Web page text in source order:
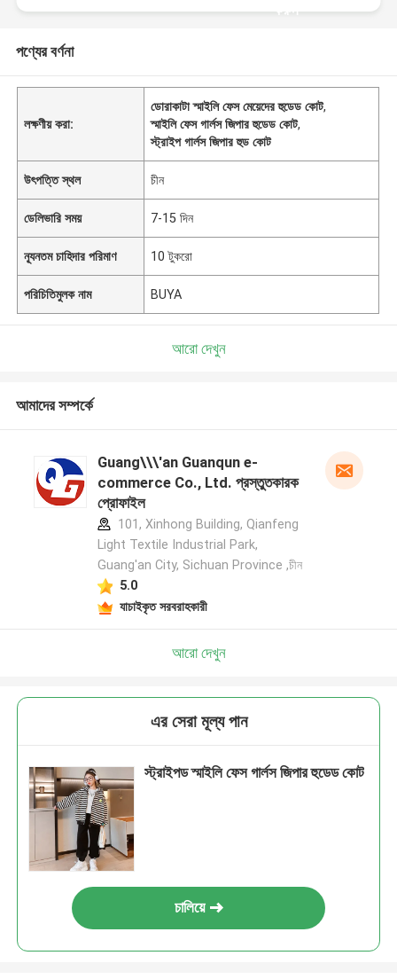
করুন
পণ্যের বর্ণনা
লক্ষণীয় করা:
ডোরাকাটা স্মাইলি ফেস মেয়েদের হুডেড কোট,
স্মাইলি ফেস গার্লস জিপার হুডেড কোট,
স্ট্রাইপ গার্লস জিপার হুড কোট
উৎপত্তি স্থল চীন
ডেলিভারি সময় 7-15 দিন
ন্যূনতম চাহিদার পরিমাণ 10 টুকরো
পরিচিতিমুলক নাম BUYA
আরো দেখুন
আমাদের সম্পর্কে
Guang\\\'an Guanqun e-
commerce Co., Ltd. প্রস্তুতকারক
প্রোফাইল
101, Xinhong Building, Qianfeng
Light Textile Industrial Park,
Guang'an City, Sichuan Province ,চীন
5.0
যাচাইকৃত সরবরাহকারী
আরো দেখুন
এর সেরা মূল্য পান
স্ট্রাইপড স্মাইলি ফেস গার্লস জিপার হুডেড কোট
চালিয়ে